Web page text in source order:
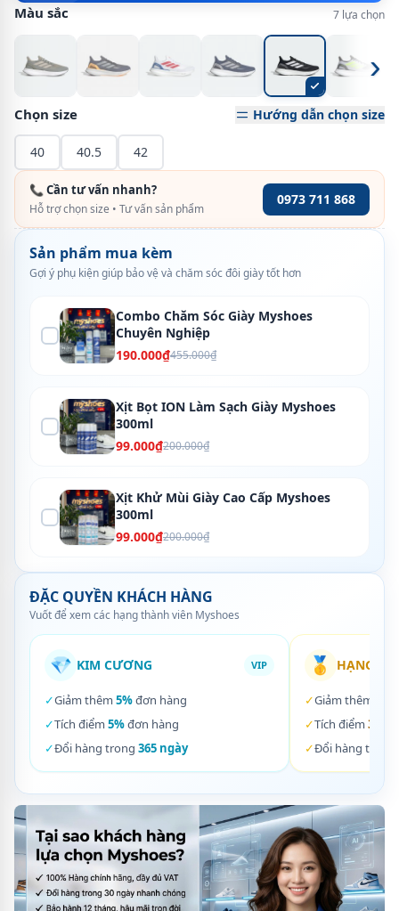
Màu sắc 7 lựa chọn
›
Chọn size Hướng dẫn chọn size
40 40.5 42
📞 Cần tư vấn nhanh?
Hỗ trợ chọn size • Tư vấn sản phẩm
0973 711 868
Sản phẩm mua kèm
Gợi ý phụ kiện giúp bảo vệ và chăm sóc đôi giày tốt hơn
Combo Chăm Sóc Giày Myshoes
Chuyên Nghiệp
190.000₫455.000₫
Xịt Bọt ION Làm Sạch Giày Myshoes
300ml
99.000₫200.000₫
Xịt Khử Mùi Giày Cao Cấp Myshoes
300ml
99.000₫200.000₫
ĐẶC QUYỀN KHÁCH HÀNG
Vuốt để xem các hạng thành viên Myshoes
💎 KIM CƯƠNG VIP
✓Giảm thêm 5%đơn hàng
✓Tích điểm 5%đơn hàng
✓Đổi hàng trong 365 ngày
🥇 HẠNG
✓Giảm thêm
✓Tích điểm 3%
✓Đổi hàng trong